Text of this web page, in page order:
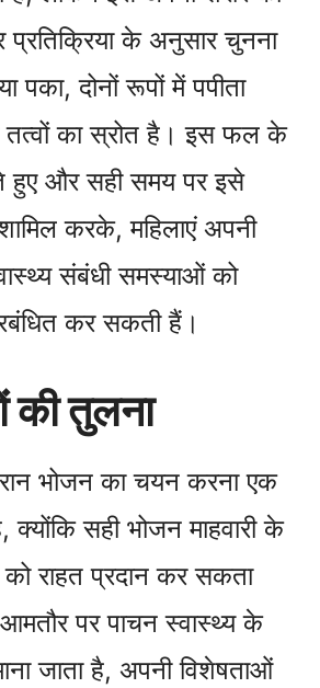
के अनुसार चुनना
पका, दोनों रूपों में पपीता
तत्वों का स्रोत है। इस फल के
हुए और सही समय पर इसे
करके, महिलाएं अपनी
संबंधी समस्याओं को
कर सकती हैं।
की तुलना
भोजन का चयन करना एक
क्योंकि सही भोजन माहवारी के
को राहत प्रदान कर सकता
पर पाचन स्वास्थ्य के
जाता है, अपनी विशेषताओं